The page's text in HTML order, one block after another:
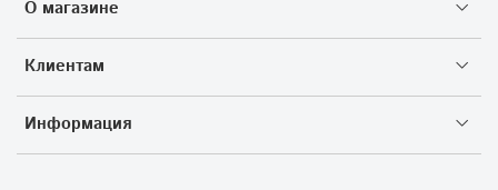
О магазине
Клиентам
Информация